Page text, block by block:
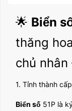
🌟 Biển
thăng
chủ nhân
1. Tỉnh thành
Biển số 51P là